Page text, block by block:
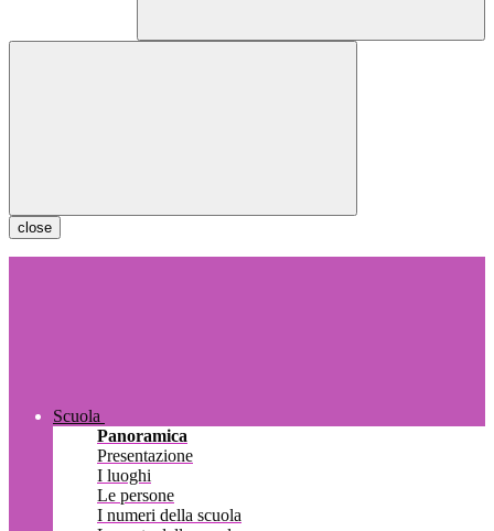
close
Scuola
Panoramica
Presentazione
I luoghi
Le persone
I numeri della scuola